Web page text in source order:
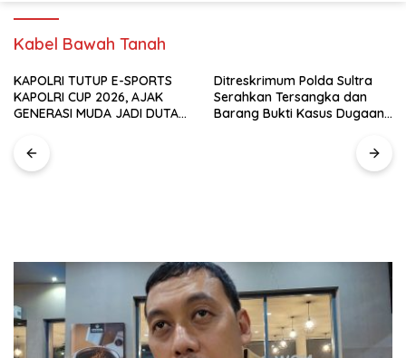
Kabel Bawah Tanah
KAPOLRI TUTUP E-SPORTS
KAPOLRI CUP 2026, AJAK
GENERASI MUDA JADI DUTA
LAPORKAN GANGGUAN KE 110
Ditreskrimum Polda Sultra
Serahkan Tersangka dan
Barang Bukti Kasus Dugaan
Ibadah Umrah Tanpa Izin ke